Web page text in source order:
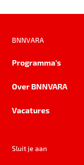
BNNVARA
Programma's
Over BNNVARA
Vacatures
Sluit je aan